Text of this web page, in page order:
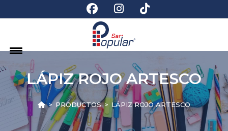
LÁPIZ ROJO ARTESCO
> PRODUCTOS > LÁPIZ ROJO ARTESCO